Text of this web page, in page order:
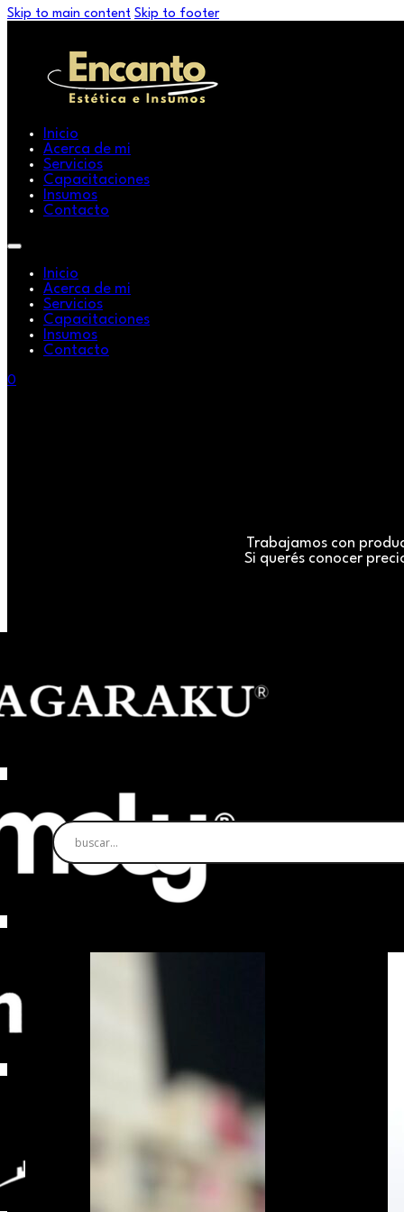
Skip to main content Skip to footer
Inicio
Acerca de mi
Servicios
Capacitaciones
Insumos
Contacto
Inicio
Acerca de mi
Servicios
Capacitaciones
Insumos
Contacto
0
Trabajamos con
Si querés conocer